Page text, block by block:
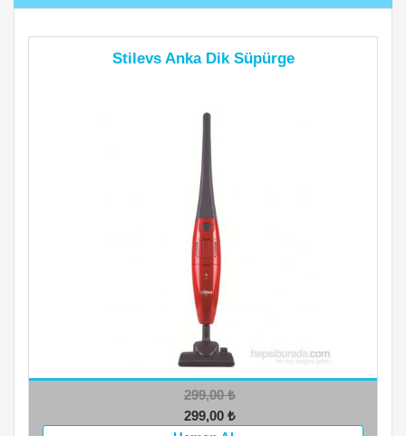
Stilevs Anka Dik Süpürge
299,00₺
299,00 ₺